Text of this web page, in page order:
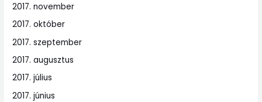
2017. november
2017. október
2017. szeptember
2017. augusztus
2017. július
2017. június